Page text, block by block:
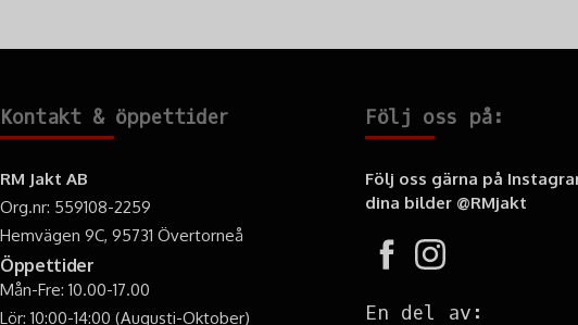
Kontakt & öppettider
RM Jakt AB
Org.nr: 559108-2259
Hemvägen 9C, 95731 Övertorneå
Öppettider
Mån-Fre: 10.00-17.00
Lör: 10:00-14:00 (Augusti-Oktober)
Följ oss på:
Följ oss gärna på
dina bilder @RMjakt
En del av: